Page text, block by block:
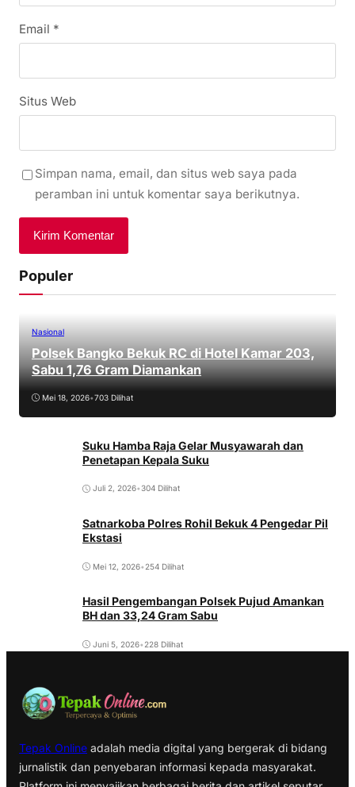
Email *
Situs Web
Simpan nama, email, dan situs web saya pada
peramban ini untuk komentar saya berikutnya.
Populer
Nasional
Polsek Bangko Bekuk RC di Hotel Kamar 203,
Sabu 1,76 Gram Diamankan
Mei 18, 2026•703 Dilihat
Suku Hamba Raja Gelar Musyawarah dan
Penetapan Kepala Suku
Juli 2, 2026•304 Dilihat
Satnarkoba Polres Rohil Bekuk 4 Pengedar Pil
Ekstasi
Mei 12, 2026• 254 Dilihat
Hasil Pengembangan Polsek Pujud Amankan
BH dan 33,24 Gram Sabu
Juni 5, 2026• 228 Dilihat
Tepak Online adalah media digital yang bergerak di bidang
jurnalistik dan penyebaran informasi kepada masyarakat.